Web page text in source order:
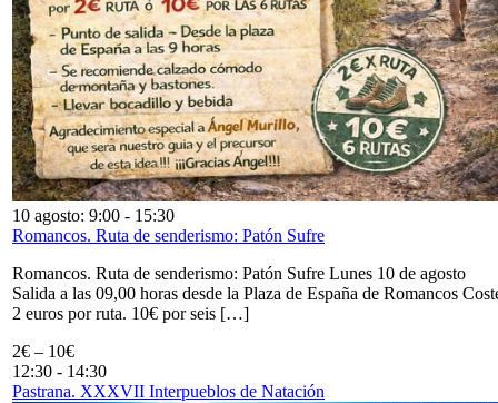
10 agosto: 9:00 - 15:30
Romancos. Ruta de senderismo: Patón Sufre
Romancos. Ruta de senderismo: Patón Sufre Lunes 10 de agosto
Salida a las 09,00 horas desde la Plaza de España de Romancos
2 euros por ruta. 10€ por seis […]
2€ – 10€
12:30 - 14:30
Pastrana. XXXVII Interpueblos de Natación